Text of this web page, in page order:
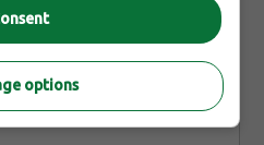
options